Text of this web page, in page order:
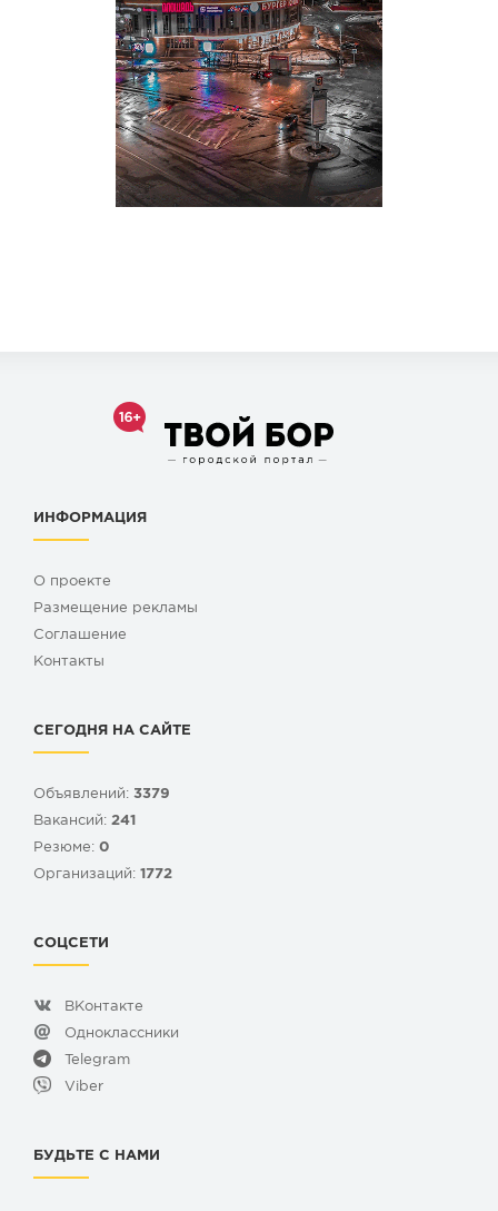
ИНФОРМАЦИЯ
О проекте
Размещение рекламы
Cоглашение
Контакты
СЕГОДНЯ НА САЙТЕ
Объявлений: 3379
Вакансий: 241
Резюме: 0
Организаций: 1772
СОЦСЕТИ
ВКонтакте
Одноклассники
Telegram
Viber
БУДЬТЕ С НАМИ